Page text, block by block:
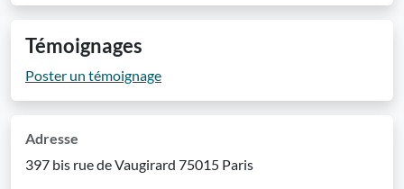
Témoignages
Poster un témoignage
Adresse
397 bis rue de Vaugirard 75015 Paris